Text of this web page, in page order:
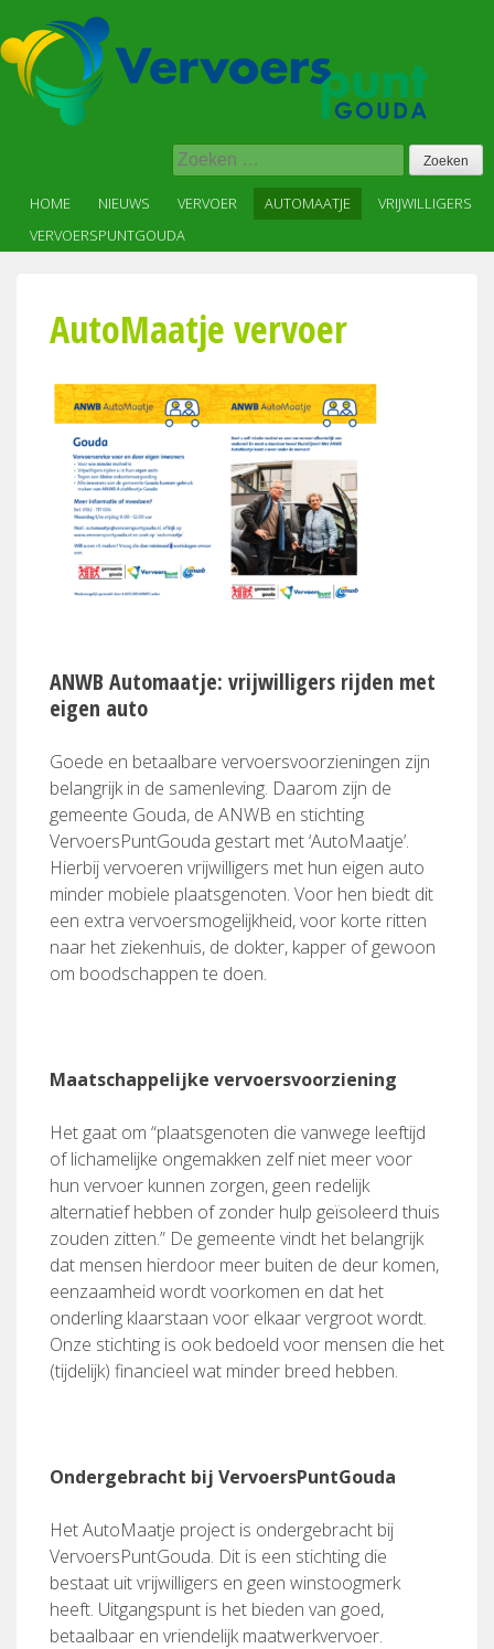
to
content
maat
voor
Zoeken
naar:
HOME NIEUWS VERVOER AUTOMAATJE
VRIJWILLIGERS
VERVOERSPUNTGOUDA
AutoMaatje vervoer
ANWB Automaatje: vrijwilligers rijden met
eigen auto
Goede en betaalbare vervoersvoorzieningen zijn
belangrijk in de samenleving. Daarom zijn de
gemeente Gouda, de ANWB en stichting
VervoersPuntGouda gestart met ‘AutoMaatje’.
Hierbij vervoeren vrijwilligers met hun eigen auto
minder mobiele plaatsgenoten. Voor hen biedt dit
een extra vervoersmogelijkheid, voor korte ritten
naar het ziekenhuis, de dokter, kapper of gewoon
om boodschappen te doen.
Maatschappelijke vervoersvoorziening
Het gaat om “plaatsgenoten die vanwege leeftijd
of lichamelijke ongemakken zelf niet meer voor
hun vervoer kunnen zorgen, geen redelijk
alternatief hebben of zonder hulp geïsoleerd thuis
zouden zitten.” De gemeente vindt het belangrijk
dat mensen hierdoor meer buiten de deur komen,
eenzaamheid wordt voorkomen en dat het
onderling klaarstaan voor elkaar vergroot wordt.
Onze stichting is ook bedoeld voor mensen die het
(tijdelijk) financieel wat minder breed hebben.
Ondergebracht bij VervoersPuntGouda
Het AutoMaatje project is ondergebracht bij
VervoersPuntGouda. Dit is een stichting die
bestaat uit vrijwilligers en geen winstoogmerk
heeft. Uitgangspunt is het bieden van goed,
betaalbaar en vriendelijk maatwerkvervoer.